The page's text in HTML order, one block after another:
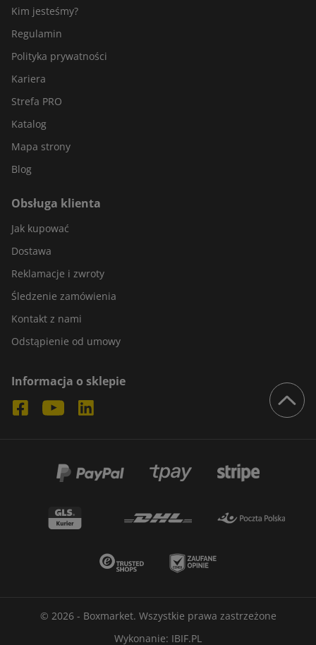
Kim jesteśmy?
Regulamin
Polityka prywatności
Kariera
Strefa PRO
Katalog
Mapa strony
Blog
Obsługa klienta
Jak kupować
Dostawa
Reklamacje i zwroty
Śledzenie zamówienia
Kontakt z nami
Odstąpienie od umowy
Informacja o sklepie
© 2026 - Boxmarket. Wszystkie prawa zastrzeżone
Wykonanie: IBIF.PL